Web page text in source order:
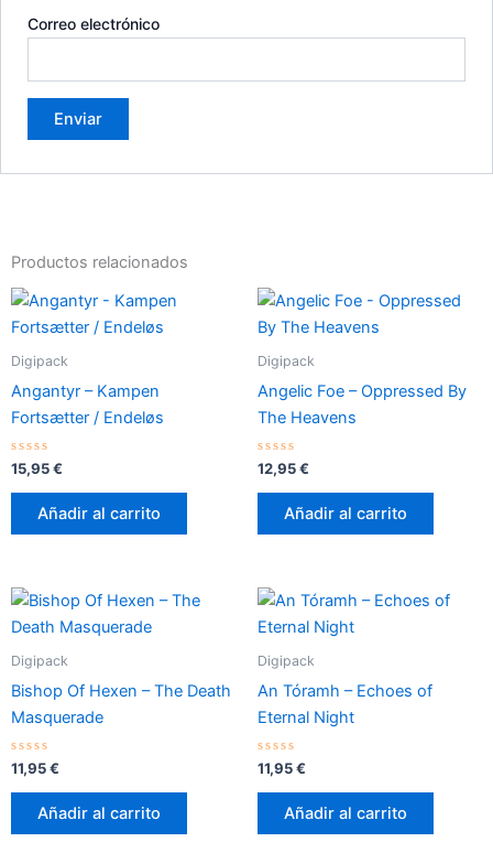
Correo electrónico
Productos relacionados
Digipack
Angantyr – Kampen
Fortsætter / Endeløs
Valorado
con
0
15,95€
Añadir al carrito
Digipack
Angelic Foe – Oppressed By
The Heavens
Valorado
con
0
12,95€
Añadir al carrito
Digipack
Bishop Of Hexen – The Death
Masquerade
Valorado
con
0
11,95€
Añadir al carrito
Digipack
An Tóramh – Echoes of
Eternal Night
Valorado
con
0
11,95€
Añadir al carrito